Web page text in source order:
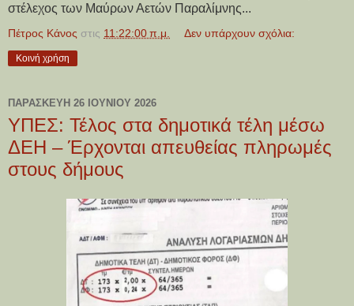
στέλεχος των Μαύρων Αετών Παραλίμνης...
Πέτρος Κάνος στις 11:22:00 π.μ. Δεν υπάρχουν σχόλια:
Κοινή χρήση
ΠΑΡΑΣΚΕΥΉ 26 ΙΟΥΝΊΟΥ 2026
ΥΠΕΣ: Τέλος στα δημοτικά τέλη μέσω
ΔΕΗ – Έρχονται απευθείας πληρωμές
στους δήμους